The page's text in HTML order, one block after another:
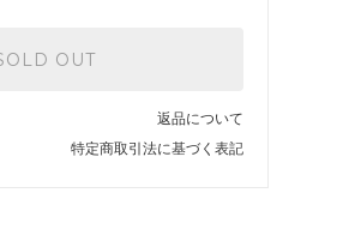
OUT
返品について
特定商取引法に基づく表記